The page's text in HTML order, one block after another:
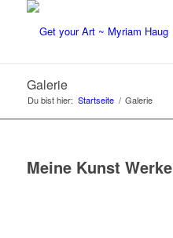
Galerie
Du bist hier: Startseite / Galerie
Meine Kunst Werke